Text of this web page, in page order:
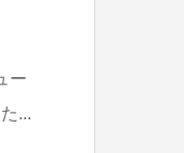
ー
...